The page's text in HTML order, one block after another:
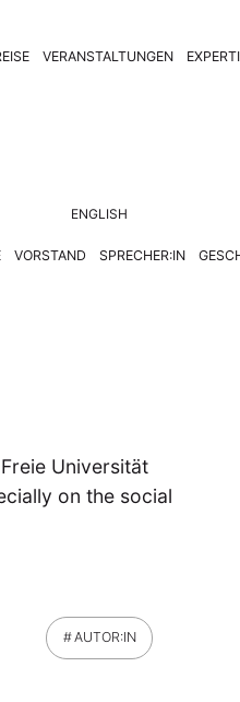
VERANSTALTUNGEN
ENGLISH
VORSTAND SPRECHER:IN
Universität
on the social
AUTOR:IN